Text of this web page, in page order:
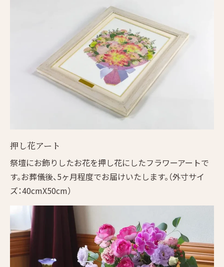
押し花アート
祭壇にお飾りしたお花を押し花にしたフラワーアートで
す。お葬儀後、5ヶ月程度でお届けいたします。（外寸サイ
ズ：40cmX50cm）